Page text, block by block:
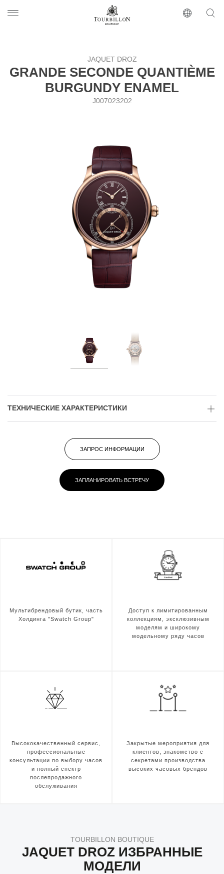
https://www.tourbillon.com/ru
JAQUET DROZ
GRANDE SECONDE QUANTIÈME
BURGUNDY ENAMEL
J007023202
ТЕХНИЧЕСКИЕ ХАРАКТЕРИСТИКИ
ЗАПРОС ИНФОРМАЦИИ
ЗАПЛАНИРОВАТЬ ВСТРЕЧУ
Мультибрендовый бутик, часть
Холдинга "Swatch Group"
Доступ к лимитированным
коллекциям, эксклюзивным
моделям и широкому
модельному ряду часов
Высококачественный сервис,
профессиональные
консультации по выбору часов
и полный спектр
послепродажного
обслуживания
Закрытые мероприятия для
клиентов, знакомство с
секретами производства
высоких часовых брендов
TOURBILLON BOUTIQUE
JAQUET DROZ ИЗБРАННЫЕ
МОДЕЛИ